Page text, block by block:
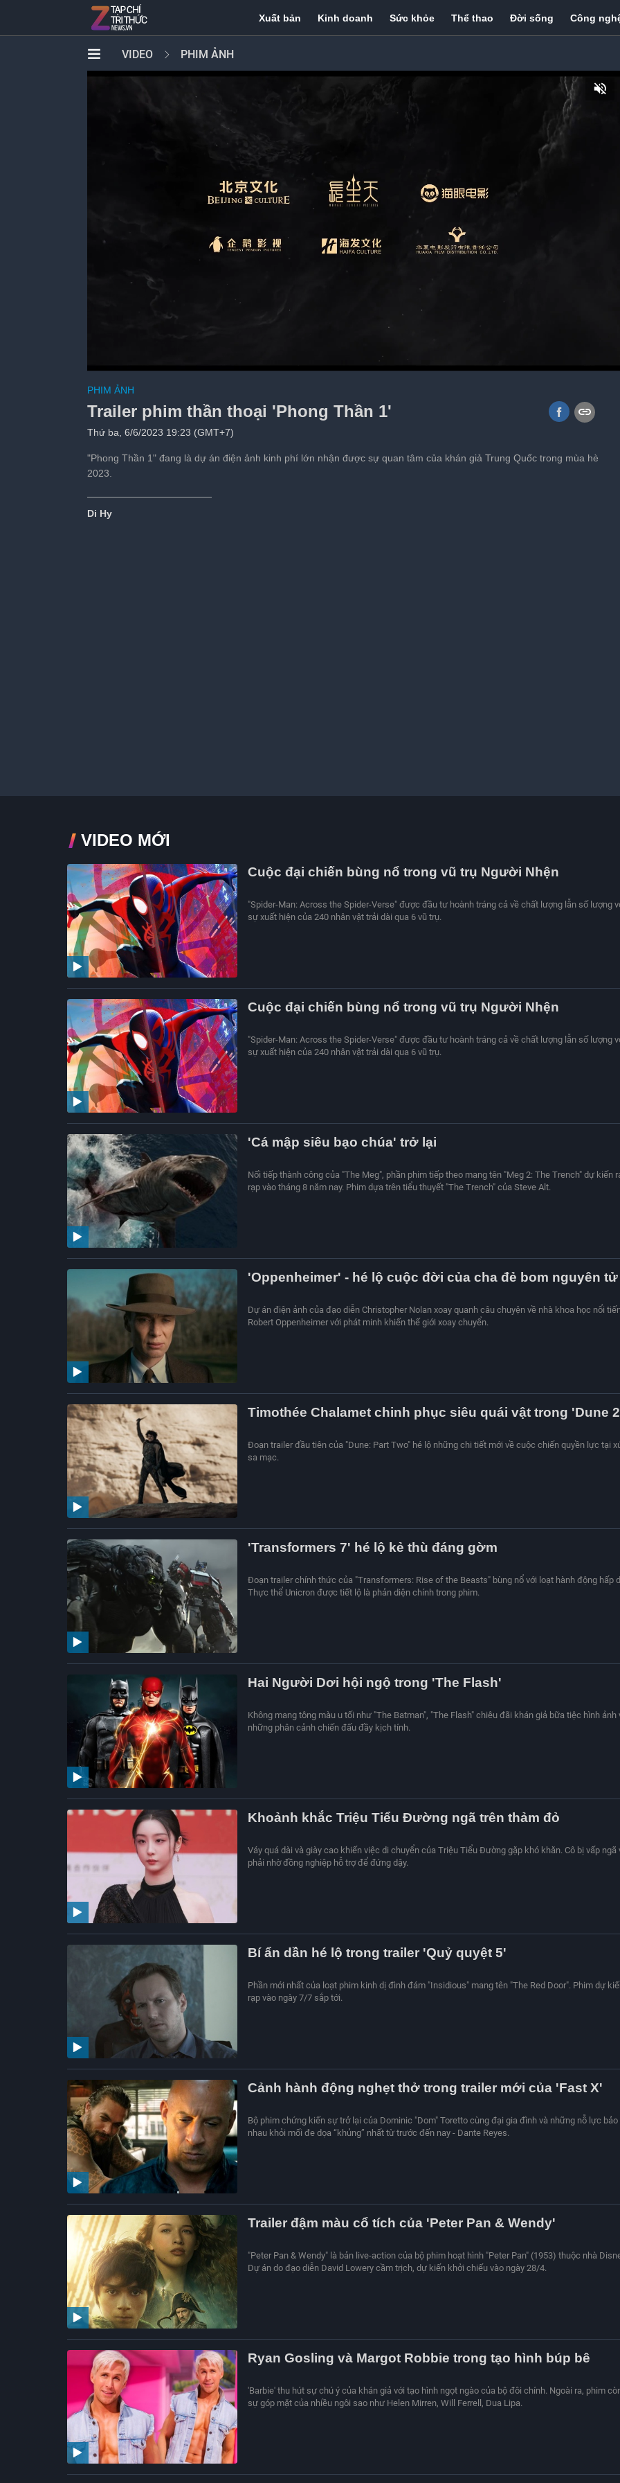
Xuất bản Kinh doanh Sức khỏe Thể thao Đời sống Công
VIDEO PHIM ẢNH
Tiếp theo sau:
PHIM ẢNH
Trailer phim thần thoại 'Phong Thần 1'
Thứ ba, 6/6/2023 19:23 (GMT+7)
"Phong Thần 1" đang là dự án điện ảnh kinh phí lớn nhận được sự quan tâm của khán giả Trung Quốc trong mùa hè
2023.
Di Hy
VIDEO MỚI
Cuộc đại chiến bùng nổ trong vũ trụ Người Nhện
"Spider-Man: Across the Spider-Verse" được đầu tư hoành tráng cả về chất lượng lẫn số lượng
sự xuất hiện của 240 nhân vật trải dài qua 6 vũ trụ.
Cuộc đại chiến bùng nổ trong vũ trụ Người Nhện
"Spider-Man: Across the Spider-Verse" được đầu tư hoành tráng cả về chất lượng lẫn số lượng
sự xuất hiện của 240 nhân vật trải dài qua 6 vũ trụ.
'Cá mập siêu bạo chúa' trở lại
Nối tiếp thành công của "The Meg", phần phim tiếp theo mang tên "Meg 2: The Trench" dự kiến
rạp vào tháng 8 năm nay. Phim dựa trên tiểu thuyết "The Trench" của Steve Alt.
'Oppenheimer' - hé lộ cuộc đời của cha đẻ bom nguyên tử
Dự án điện ảnh của đạo diễn Christopher Nolan xoay quanh câu chuyện về nhà khoa học nổi
Robert Oppenheimer với phát minh khiến thế giới xoay chuyển.
Timothée Chalamet chinh phục siêu quái vật trong 'Dune
Đoạn trailer đầu tiên của "Dune: Part Two" hé lộ những chi tiết mới về cuộc chiến quyền lực tại
sa mạc.
'Transformers 7' hé lộ kẻ thù đáng gờm
Đoạn trailer chính thức của "Transformers: Rise of the Beasts" bùng nổ với loạt hành động hấp
Thực thể Unicron được tiết lộ là phản diện chính trong phim.
Hai Người Dơi hội ngộ trong 'The Flash'
Không mang tông màu u tối như "The Batman", "The Flash" chiêu đãi khán giả bữa tiệc hình ảnh
những phân cảnh chiến đấu đầy kịch tính.
Khoảnh khắc Triệu Tiểu Đường ngã trên thảm đỏ
Váy quá dài và giày cao khiến việc di chuyển của Triệu Tiểu Đường gặp khó khăn. Cô bị vấp ngã
phải nhờ đồng nghiệp hỗ trợ để đứng dậy.
Bí ẩn dần hé lộ trong trailer 'Quỷ quyệt 5'
Phần mới nhất của loạt phim kinh dị đình đám "Insidious" mang tên "The Red Door". Phim dự
rạp vào ngày 7/7 sắp tới.
Cảnh hành động nghẹt thở trong trailer mới của 'Fast X'
Bộ phim chứng kiến ​​sự trở lại của Dominic "Dom" Toretto cùng đại gia đình và những nỗ lực bảo
nhau khỏi mối đe dọa “khủng” nhất từ ​​trước đến nay - Dante Reyes.
Trailer đậm màu cổ tích của 'Peter Pan & Wendy'
"Peter Pan & Wendy" là bản live-action của bộ phim hoạt hình "Peter Pan" (1953) thuộc nhà
Dự án do đạo diễn David Lowery cầm trịch, dự kiến khởi chiếu vào ngày 28/4.
Ryan Gosling và Margot Robbie trong tạo hình búp bê
'Barbie' thu hút sự chú ý của khán giả với tạo hình ngọt ngào của bộ đôi chính. Ngoài ra, phim
sự góp mặt của nhiều ngôi sao như Helen Mirren, Will Ferrell, Dua Lipa.